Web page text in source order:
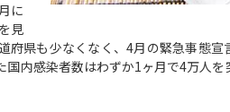
に
見
府県も少なくなく、4月の緊急事態宣
内感染者数はわずか1ヶ月で4万人を